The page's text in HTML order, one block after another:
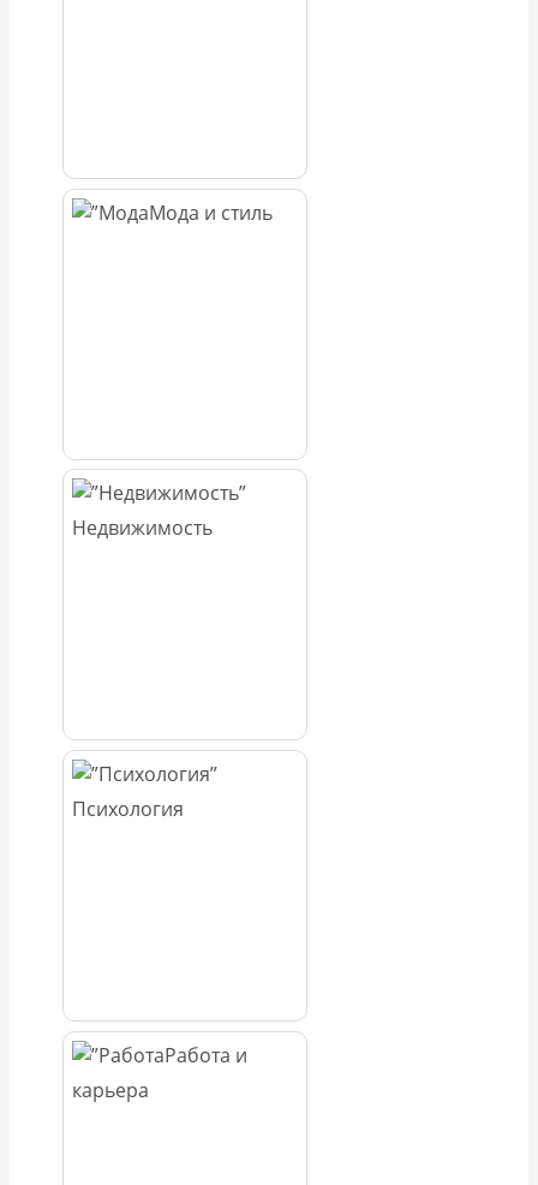
Мода и стиль
Недвижимость
Психология
Работа и
карьера